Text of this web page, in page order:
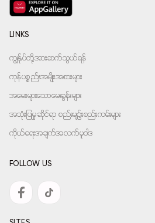
LINKS
ကျွန်ုပ်တို့အားဆက်သွယ်ရန်
ကုန်ပစ္စည်းအမျိုးအစားများ
အမေးများသောမေးခွန်းများ
အသုံးပြုမှုဆိုင်ရာ စည်းမျဉ်းစည်းကမ်းများ
ကိုယ်ရေးအချက်အလက်မူဝါဒ
FOLLOW US